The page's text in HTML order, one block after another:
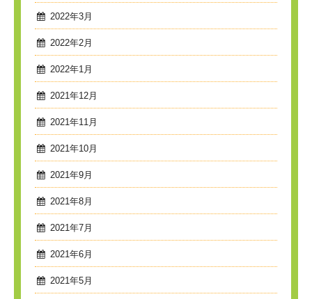
2022年3月
2022年2月
2022年1月
2021年12月
2021年11月
2021年10月
2021年9月
2021年8月
2021年7月
2021年6月
2021年5月